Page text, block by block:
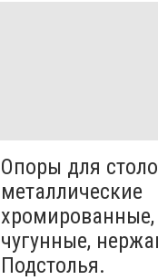
Опоры для
металлические
хромированные,
чугунные,
Подстолья.